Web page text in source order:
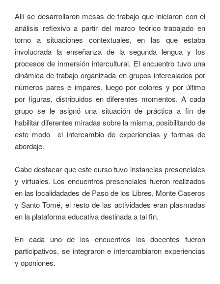
Allí se desarrollaron mesas de trabajo que iniciaron con el
análisis reflexivo a partir del marco teórico trabajado en
torno a situaciones contextuales, en las que estaba
involucrada la enseñanza de la segunda lengua y los
procesos de inmersión intercultural. El encuentro tuvo una
dinámica de trabajo organizada en grupos intercalados por
números pares e impares, luego por colores y por último
por figuras, distribuidos en diferentes momentos. A cada
grupo se le asignó una situación de práctica a fin de
habilitar diferentes miradas sobre la misma, posibilitando de
este modo el intercambio de experiencias y formas de
abordaje.
Cabe destacar que este curso tuvo instancias presenciales
y virtuales. Los encuentros presenciales fueron realizados
en las localidadades de Paso de los Libres, Monte Caseros
y Santo Tomé, el resto de las actividades eran plasmadas
en la plataforma educativa destinada a tal fin.
En cada uno de los encuentros los docentes fueron
participativos, se integraron e intercambiaron experiencias
y oponiones.